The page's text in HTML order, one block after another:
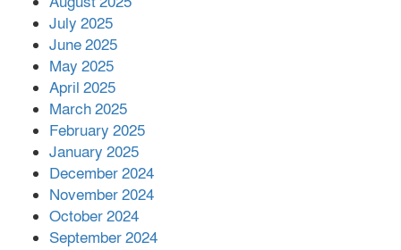
সহায়তা দিলেন সাচিং প্রু জেরী
July 2025
June 2025
May 2025
April 2025
March 2025
February 2025
January 2025
December 2024
November 2024
October 2024
September 2024